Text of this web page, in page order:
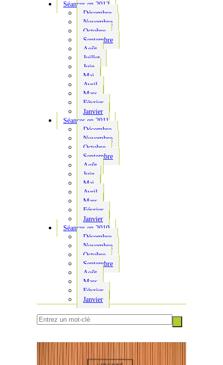
Séances en 2012
Décembre
Novembre
Octobre
Septembre
Août
Juillet
Juin
Mai
Avril
Mars
Février
Janvier
Séances en 2011
Décembre
Novembre
Octobre
Septembre
Août
Juin
Mai
Avril
Mars
Février
Janvier
Séances en 2010
Décembre
Novembre
Octobre
Septembre
Août
Mars
Février
Janvier